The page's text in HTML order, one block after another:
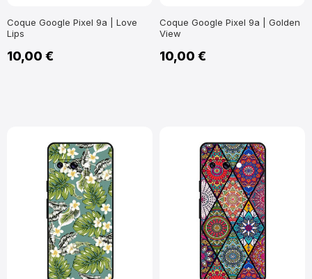
Coque Google Pixel 9a | Love
Lips
10,00 €
Coque Google Pixel 9a | Golden
View
10,00 €